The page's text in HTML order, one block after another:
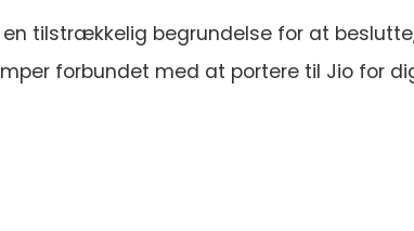
tilstrækkelig begrundelse for at
forbundet med at portere til Jio for